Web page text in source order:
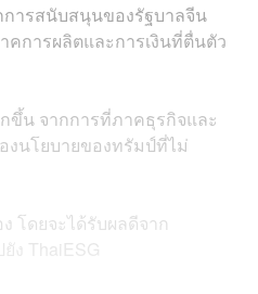
การสนับสนุนของรัฐบาลจีน
คการผลิตและการเงินที่ตื่นตัว
น จากการที่ภาคธุรกิจและ
งนโยบายของทรัมป์ที่ไม่
โดยจะได้รับผลดีจาก
ง ThaiESG